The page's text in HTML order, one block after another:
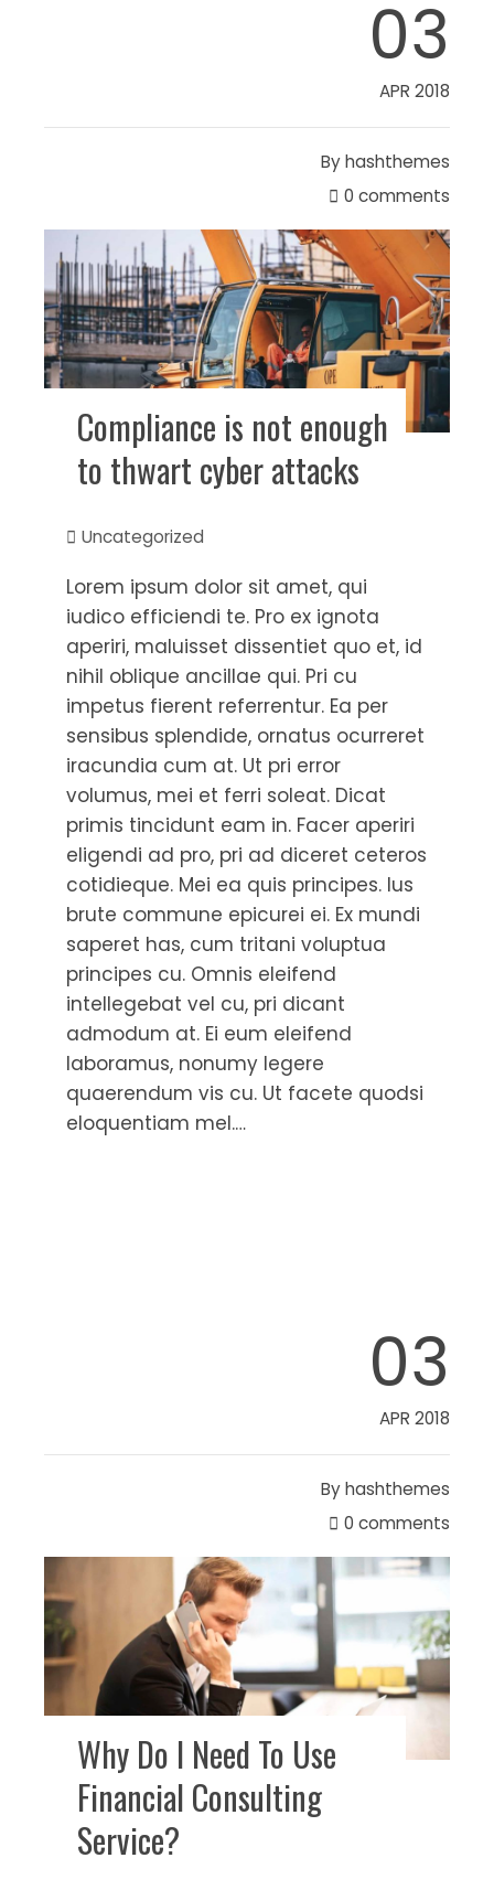
03
APR 2018
Byhashthemes
0 comments
Compliance is not enough
to thwart cyber attacks
Uncategorized
Lorem ipsum dolor sit amet, qui
iudico efficiendi te. Pro ex ignota
aperiri, maluisset dissentiet quo et, id
nihil oblique ancillae qui. Pri cu
impetus fierent referrentur. Ea per
sensibus splendide, ornatus ocurreret
iracundia cum at. Ut pri error
volumus, mei et ferri soleat. Dicat
primis tincidunt eam in. Facer aperiri
eligendi ad pro, pri ad diceret ceteros
cotidieque. Mei ea quis principes. Ius
brute commune epicurei ei. Ex mundi
saperet has, cum tritani voluptua
principes cu. Omnis eleifend
intellegebat vel cu, pri dicant
admodum at. Ei eum eleifend
laboramus, nonumy legere
quaerendum vis cu. Ut facete quodsi
eloquentiam mel.…
03
APR 2018
Byhashthemes
0 comments
Why Do I Need To Use
Financial Consulting
Service?